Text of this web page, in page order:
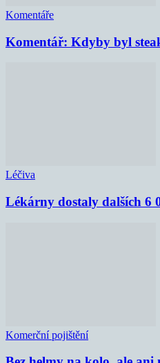
Komentáře
Komentář: Kdyby byl
Léčiva
Lékárny dostaly dalších 6
Komerční pojištění